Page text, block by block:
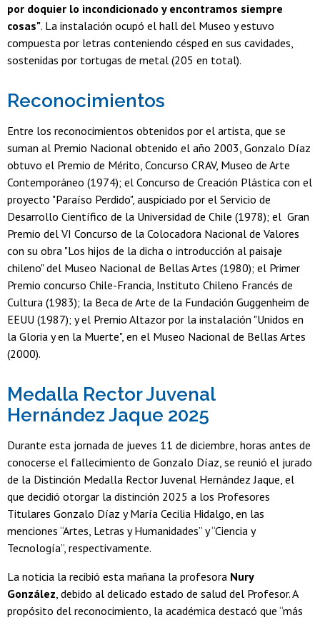
por doquier lo incondicionado y encontramos siempre
cosas". La instalación ocupó el hall del Museo y estuvo
compuesta por letras conteniendo césped en sus cavidades,
sostenidas por tortugas de metal (205 en total).
Reconocimientos
Entre los reconocimientos obtenidos por el artista, que se
suman al Premio Nacional obtenido el año 2003, Gonzalo Díaz
obtuvo el Premio de Mérito, Concurso CRAV, Museo de Arte
Contemporáneo (1974); el Concurso de Creación Plástica con el
proyecto "Paraíso Perdido", auspiciado por el Servicio de
Desarrollo Científico de la Universidad de Chile (1978); el Gran
Premio del VI Concurso de la Colocadora Nacional de Valores
con su obra "Los hijos de la dicha o introducción al paisaje
chileno" del Museo Nacional de Bellas Artes (1980); el Primer
Premio concurso Chile-Francia, Instituto Chileno Francés de
Cultura (1983); la Beca de Arte de la Fundación Guggenheim de
EEUU (1987); y el Premio Altazor por la instalación "Unidos en
la Gloria y en la Muerte", en el Museo Nacional de Bellas Artes
(2000).
Medalla Rector Juvenal
Hernández Jaque 2025
Durante esta jornada de jueves 11 de diciembre, horas antes de
conocerse el fallecimiento de Gonzalo Díaz, se reunió el jurado
de la Distinción Medalla Rector Juvenal Hernández Jaque, el
que decidió otorgar la distinción 2025 a los Profesores
Titulares Gonzalo Díaz y María Cecilia Hidalgo, en las
menciones “Artes, Letras y Humanidades” y “Ciencia y
Tecnología”, respectivamente.
La noticia la recibió esta mañana la profesora Nury
González, debido al delicado estado de salud del Profesor. A
propósito del reconocimiento, la académica destacó que “más